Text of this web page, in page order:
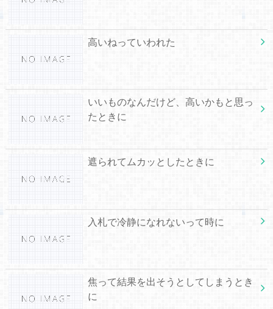
高いねっていわれた
いいものなんだけど、高いかもと思っ
たときに
遮られてムカッとしたときに
入札で冷静になれないって時に
焦って結果を出そうとしてしまうとき
に